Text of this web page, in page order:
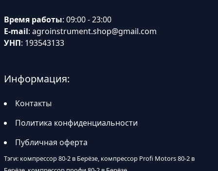
Время работы: 09:00 - 23:00
E-mail: agroinstrument.shop@gmail.com
УНП: 193543133
Информация:
Контакты
Политика конфиденциальности
Публичная оферта
Тэги: компрессор 80-2 в Берёзе, компрессор Profi Motors 80-2 в